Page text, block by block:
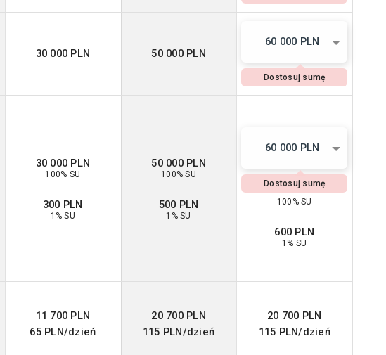
30 000 PLN 50 000 PLN
60 000 PLN
Dostosuj sumę
30 000 PLN
100% SU
300 PLN
1% SU
50 000 PLN
100% SU
500 PLN
1% SU
60 000 PLN
Dostosuj sumę
100% SU
600 PLN
1% SU
11 700 PLN
65 PLN/dzień
20 700 PLN
115 PLN/dzień
20 700 PLN
115 PLN/dzień